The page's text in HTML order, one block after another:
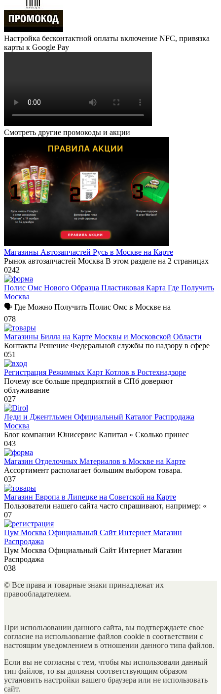
Настройка бесконтактной оплаты включение NFC, привязка
карты к Google Pay
Смотреть другие промокоды и акции
Магазины Автозапчастей Русь в Москве на Карте
Рынок автозапчастей Москва В этом разделе на 2 страницах
0242
Полис Омс Нового Образца Пластиковая Карта Где Получить
Москва
🗣 Где Можно Получить Полис Омс в Москве на
078
Магазины Билла на Карте Москвы и Московской Области
Контакты Решение Федеральной службы по надзору в сфере
051
Регистрация Режимных Карт Котлов в Ростехнадзоре
Почему все больше предприятий в СПб доверяют
облуживание
027
Леди и Джентльмен Официальный Каталог Распродажа
Москва
Блог компании Юнисервис Капитал » Сколько принес
043
Магазин Отделочных Материалов в Москве на Карте
Ассортимент располагает большим выбором товара.
037
Магазин Европа в Липецке на Советской на Карте
Пользователи нашего сайта часто спрашивают, например: «
07
Цум Москва Официальный Сайт Интернет Магазин
Распродажа
Цум Москва Официальный Сайт Интернет Магазин
Распродажа
038
© Все права и товарные знаки принадлежат их
правообладателяем.
При использовании данного сайта, вы подтверждаете свое
согласие на использование файлов cookie в соответствии с
настоящим уведомлением в отношении данного типа файлов.
Если вы не согласны с тем, чтобы мы использовали данный
тип файлов, то вы должны соответствующим образом
установить настройки вашего браузера или не использовать
сайт.